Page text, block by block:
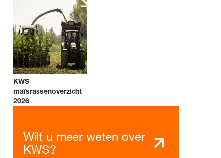
KWS
maïsrassenoverzicht
2026
Wilt u meer weten over
KWS?